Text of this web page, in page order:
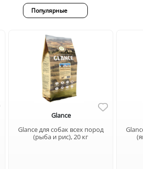
Популярные
Glance
Glance для собак всех пород
(рыба и рис), 20 кг